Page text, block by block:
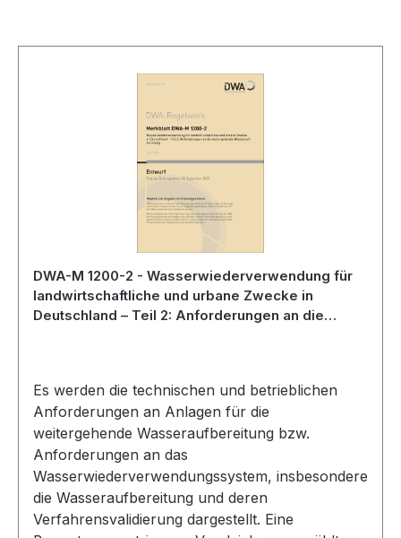
DWA-M 1200-2 - Wasserwiederverwendung für
landwirtschaftliche und urbane Zwecke in
Deutschland – Teil 2: Anforderungen an die
Es werden die technischen und betrieblichen
Anforderungen an Anlagen für die
weitergehende Wasseraufbereitung bzw.
Anforderungen an das
Wasserwiederverwendungssystem, insbesondere
die Wasseraufbereitung und deren
Verfahrensvalidierung dargestellt. Eine